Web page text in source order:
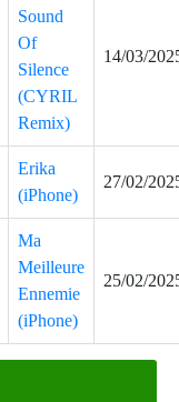
Sound
Of
Silence
(CYRIL
Remix)
14/03/
Erika
(iPhone)
27/02/
Ma
Meilleure
Ennemie
(iPhone)
25/02/